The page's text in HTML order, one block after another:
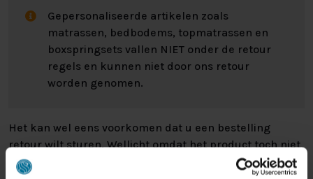
Gepersonaliseerde artikelen zoals
matrassen, bedbodems, topmatrassen en
boxspringsets vallen NIET onder de retour
regels en kunnen niet door ons retour
worden genomen.
Het kan wel eens voorkomen dat u een bestelling
retour wilt sturen. Wellicht omdat het product toch niet
bevalt of misschien dat er een andere reden is waarom